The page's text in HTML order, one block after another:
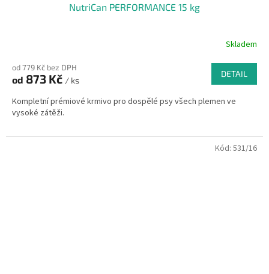
NutriCan PERFORMANCE 15 kg
Skladem
od 779 Kč bez DPH
od 873 Kč / ks
DETAIL
Kompletní prémiové krmivo pro dospělé psy všech plemen ve
vysoké zátěži.
Kód: 531/16